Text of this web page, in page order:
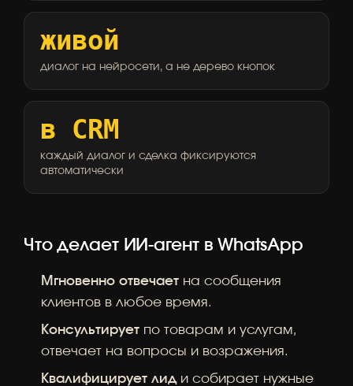
живой
диалог на нейросети, а не дерево кнопок
в CRM
каждый диалог и сделка фиксируются
автоматически
Что делает ИИ-агент в WhatsApp
Мгновенно отвечает на сообщения
клиентов в любое время.
Консультирует по товарам и услугам,
отвечает на вопросы и возражения.
Квалифицирует лиди собирает нужные